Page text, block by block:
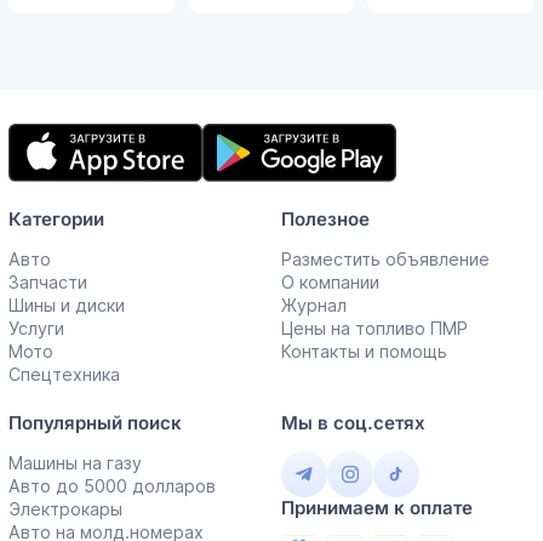
Мобильное
приложение
Категории
Авто
Запчасти
Шины и диски
Услуги
Мото
Спецтехника
Полезное
Разместить объявление
О компании
Журнал
Цены на топливо ПМР
Контакты и помощь
Популярный поиск
Машины на газу
Авто до 5000 долларов
Электрокары
Авто на молд.номерах
Мы в соц.сетях
Принимаем к оплате